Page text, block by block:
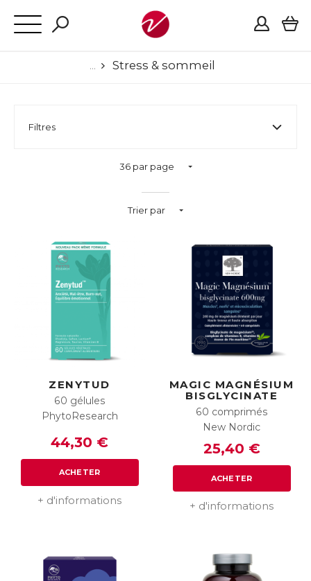
Stress & sommeil
Filtres
36 par page
Trier par
ZENYTUD
60 gélules
PhytoResearch
44,30 €
ACHETER
+ d'informations
MAGIC MAGNÉSIUM
BISGLYCINATE
60 comprimés
New Nordic
25,40 €
ACHETER
+ d'informations